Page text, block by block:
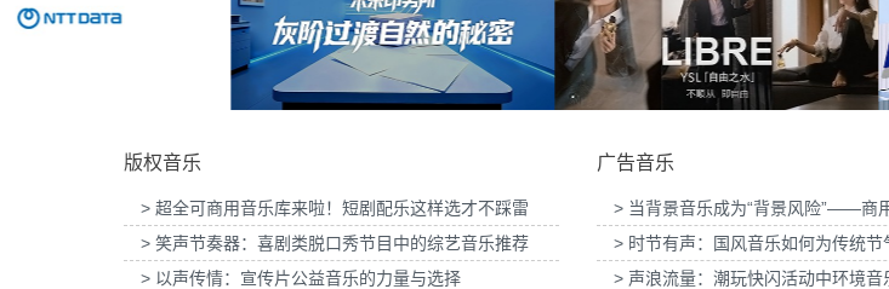
(1)
(1)
设计
迪斯科 (1)
纪录片 (1)
国长安汽车与工商银行战略签约事件传播
为微至航空科技公司产品宣传项目提供音乐版
权
为Discovery expedition北京店铺活动
乐版权
普打印：灰阶过渡自然的秘密提供音乐版
为欧莱雅-YSL LIBRE「自由之水」妇女节宣
传项目提供音乐版权
为张家口京西智行科技BWI媒体3D动画
项目提供音乐版权
版权音乐
> 超全可商用音乐库来啦！短剧配乐这样选才不踩雷
> 笑声节奏器：喜剧类脱口秀节目中的综艺音乐推荐
> 以声传情：宣传片公益音乐的力量与选择
广告音乐
> 当背景音乐成为“背景风险”——商
> 时节有声：国风音乐如何为传统节
> 声浪流量：潮玩快闪活动中环境音